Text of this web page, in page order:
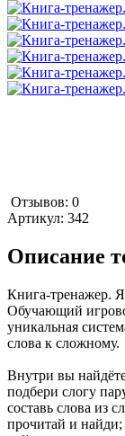
Отзывов: 0
Артикул: 342
Описание
Книга-тренажер.
Обучающий
уникальная
слова к сложному.
Внутри вы
подбери слогу
составь слова из
прочитай и найди;